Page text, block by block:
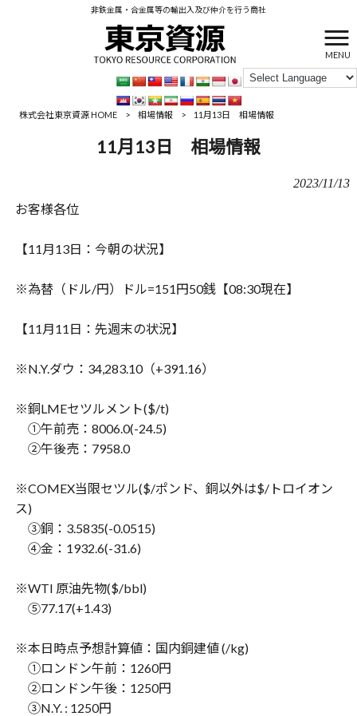
非鉄金属・合金属等の輸出入及び仲介を行う商社
MENU
株式会社東京資源 HOME > 相場情報 > 11月13日 相場情報
11月13日 相場情報
2023/11/13
お客様各位
【11月13日：今朝の状況】
※為替（ドル/円）ドル=151円50銭【08:30現在】
【11月11日：先週末の状況】
※N.Y.ダウ：34,283.10（+391.16）
※銅LMEセツルメント($/t)
①午前売：8006.0(-24.5)
②午後売：7958.0
※COMEX当限セツル($/ポンド、銅以外は$/トロイオン
ス)
③銅：3.5835(-0.0515)
④金：1932.6(-31.6)
※WTI 原油先物($/bbl)
⑤77.17(+1.43)
※本日時点予想計算値：国内銅建値 (/kg)
①ロンドン午前：1260円
②ロンドン午後：1250円
③N.Y. : 1250円